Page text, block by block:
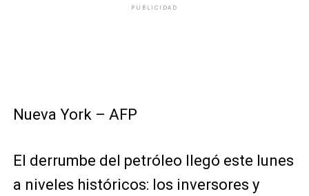
PUBLICIDAD
Nueva York – AFP
El derrumbe del petróleo llegó este lunes
a niveles históricos: los inversores y